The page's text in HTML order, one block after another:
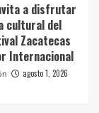
a disfrutar
cultural del
Zacatecas
Internacional
agosto 1, 2026